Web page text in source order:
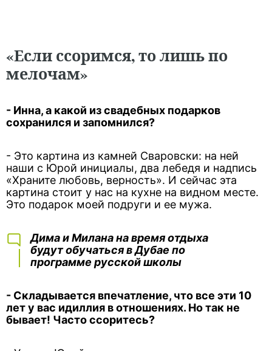
«Если ссоримся, то лишь по
мелочам»
- Инна, а какой из свадебных подарков
сохранился и запомнился?
- Это картина из камней Сваровски: на ней
наши с Юрой инициалы, два лебедя и надпись
«Храните любовь, верность». И сейчас эта
картина стоит у нас на кухне на видном месте.
Это подарок моей подруги и ее мужа.
Дима и Милана на время отдыха
будут обучаться в Дубае по
программе русской школы
- Складывается впечатление, что все эти 10
лет у вас идиллия в отношениях. Но так не
бывает! Часто ссоритесь?